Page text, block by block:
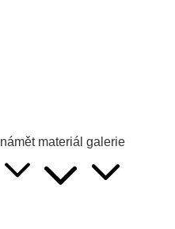
námět materiál galerie